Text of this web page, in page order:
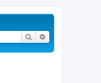
Pesquisar